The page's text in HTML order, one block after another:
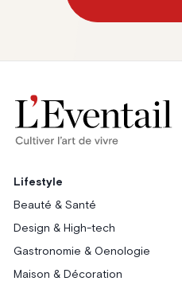
Lifestyle
Beauté & Santé
Design & High-tech
Gastronomie & Oenologie
Maison & Décoration